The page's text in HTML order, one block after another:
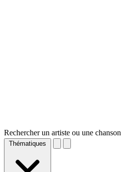
Rechercher un artiste ou une chanson
Thématiques